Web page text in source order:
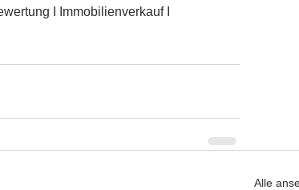
I Immobilienverkauf I
Alle